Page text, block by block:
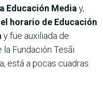
Educación Media y,
horario de Educación
y fue auxiliada de
la Fundación Tesãi
está a pocas cuadras